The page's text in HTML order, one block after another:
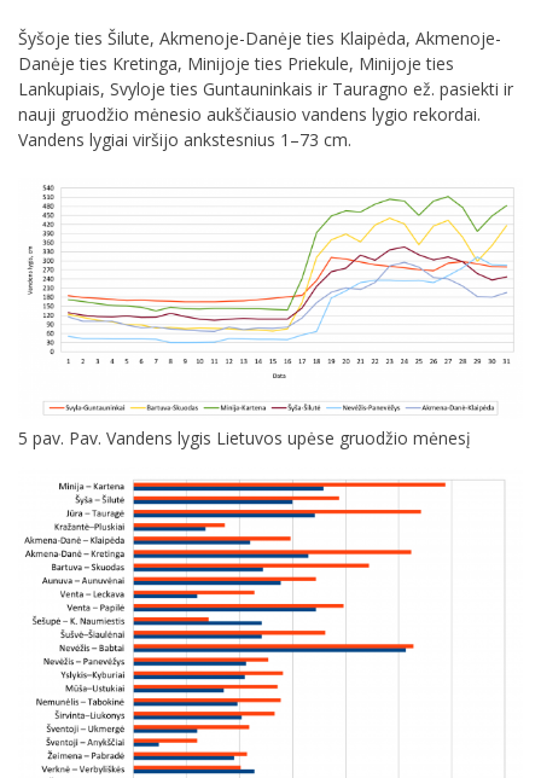
Šyšoje ties Šilute, Akmenoje-Danėje ties Klaipėda, Akmenoje-
Danėje ties Kretinga, Minijoje ties Priekule, Minijoje ties
Lankupiais, Svyloje ties Guntauninkais ir Tauragno ež. pasiekti ir
nauji gruodžio mėnesio aukščiausio vandens lygio rekordai.
Vandens lygiai viršijo ankstesnius 1–73 cm.
5 pav. Pav. Vandens lygis Lietuvos upėse gruodžio mėnesį